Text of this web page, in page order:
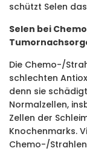
schützt Selen
Selen bei
Die Chemo-/
schlechten
denn sie
Normalzellen,
Zellen der
Knochenmarks.
Chemo-/